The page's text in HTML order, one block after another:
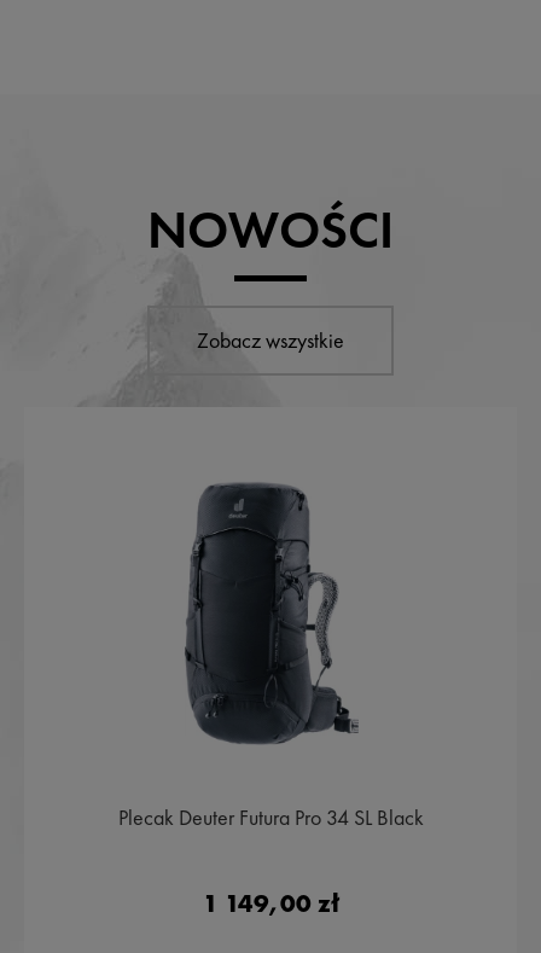
NOWOŚCI
Zobacz wszystkie
Plecak Deuter Futura Pro 34 SL Black
1 149,00 zł